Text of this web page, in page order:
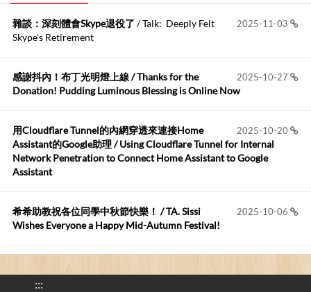
Anonymous
2026-05-17
布丁布丁吃布丁:
2026-05-15
Robertmycs:
這篇WinXP公用電腦安裝與優化的步驟超...
您好,首先肯定感謝您造福許多莘莘學子。有...
2025-11-03
雜談：深刻體會Skype退役了 / Talk: Deeply Felt
Skype's Retirement
2025-10-27
感謝抖內！布丁光明燈上線 / Thanks for the
Donation! Pudding Luminous Blessing is Online Now
2025-10-20
用Cloudflare Tunnel的內網穿透來連接Home
Assistant的Google助理 / Using Cloudflare Tunnel for Internal
Network Penetration to Connect Home Assistant to Google
Assistant
2025-10-06
希希助教祝各位同學中秋節快樂！ / TA. Sissi
Wishes Everyone a Happy Mid-Autumn Festival!
:::